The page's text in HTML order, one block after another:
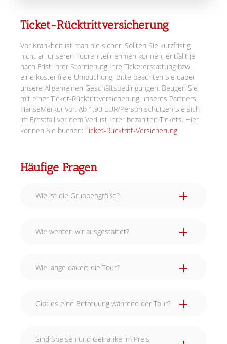
Ticket-Rücktrittversicherung
Vor Krankheit ist man nie sicher. Sollten Sie kurzfristig
nicht an unseren Touren teilnehmen können, entfällt je
nach Frist Ihrer Stornierung Ihre Ticketerstattung bzw.
eine kostenfreie Umbuchung. Bitte beachten Sie dabei
unsere Allgemeinen Geschäftsbedingungen. Beugen Sie
mit einer Ticket-Rücktrittversicherung unseres Partners
HanseMerkur vor. Ab 1,90 EUR/Person schützen Sie sich
im Ernstfall vor dem Verlust Ihrer bezahlten Tickets. Hier
können Sie buchen: Ticket-Rücktritt-Versicherung
Häufige Fragen
Wie ist die Gruppengröße?
Wie werden wir ausgestattet?
Wie lange dauert die Tour?
Gibt es eine Betreuung während der Tour?
Sind Speisen und Getränke im Preis